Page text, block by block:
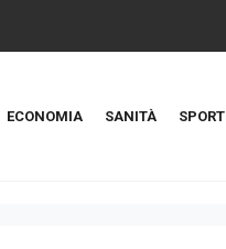
ECONOMIA SANITÀ SPORT